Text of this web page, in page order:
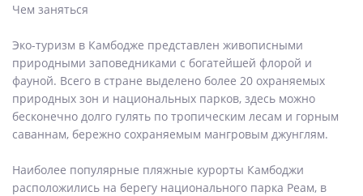
Чем заняться
Эко-туризм в Камбодже представлен живописными
природными заповедниками с богатейшей флорой и
фауной. Всего в стране выделено более 20 охраняемых
природных зон и национальных парков, здесь можно
бесконечно долго гулять по тропическим лесам и горным
саваннам, бережно сохраняемым мангровым джунглям.
Наиболее популярные пляжные курорты Камбоджи
расположились на берегу национального парка Реам, в